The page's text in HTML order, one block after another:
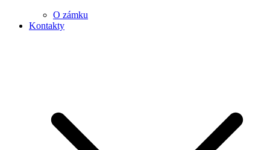
O zámku
Kontakty